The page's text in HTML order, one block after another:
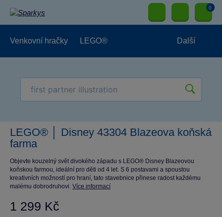
0
Venkovní hračky LEGO® Další
LEGO® │ Disney 43304 Blazeova koňská
farma
Objevte kouzelný svět divokého západu s LEGO® Disney Blazeovou
koňskou farmou, ideální pro děti od 4 let. S 6 postavami a spoustou
kreativních možností pro hraní, tato stavebnice přinese radost každému
malému dobrodruhovi. Více informací
1 299 Kč